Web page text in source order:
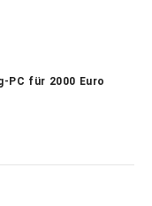
PC für 2000 Euro